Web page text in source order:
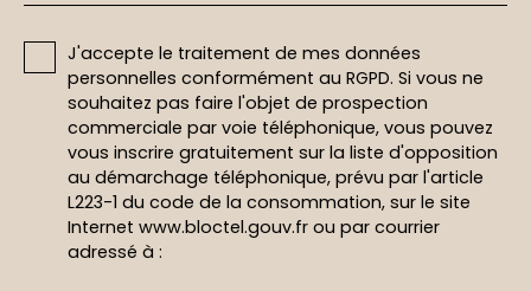
J'accepte le traitement de mes données
personnelles conformément au RGPD. Si vous ne
souhaitez pas faire l'objet de prospection
commerciale par voie téléphonique, vous pouvez
vous inscrire gratuitement sur la liste d'opposition
au démarchage téléphonique, prévu par l'article
L223-1 du code de la consommation, sur le site
Internet www.bloctel.gouv.fr ou par courrier
adressé à :